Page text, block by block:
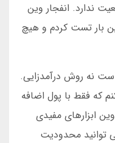
ندارد. انفجار وین
بار تست کردم و هیچ
نه روش درآمدزایی.
که فقط با پول اضافه
ابزارهای مفیدی
توانید محدودیت